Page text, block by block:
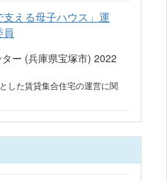
える母子ハウス」運
ー (兵庫県宝塚市) 2022
した賃貸集合住宅の運営に関